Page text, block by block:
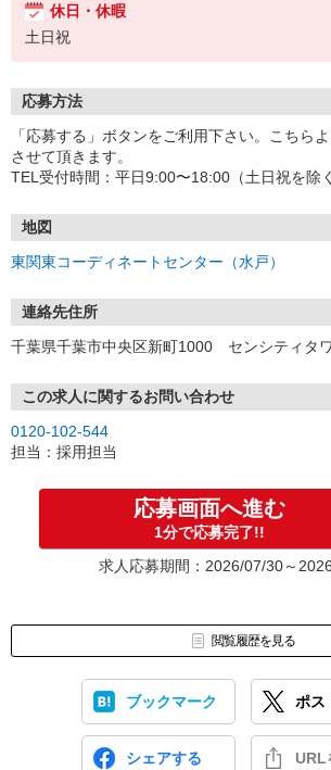
休日・休暇
土日祝
応募方法
「応募する」ボタンをご利用下さい。こちら
させて頂きます。
TEL受付時間：平日9:00〜18:00（土日祝を除く
地図
東関東コーディネートセンター（水戸）
連絡先住所
千葉県千葉市中央区新町1000 センシティタ
この求人に関するお問い合わせ
0120-102-544
担当：採用担当
応募画面へ進む
1分で応募完了!!
求人応募期間：2026/07/30～
閲覧履歴を見る
ブックマーク ポス
シェアする URL